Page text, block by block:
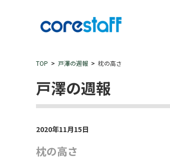
TOP 戸澤の週報 枕の高さ
戸澤の週報
2020年11月15日
枕の高さ